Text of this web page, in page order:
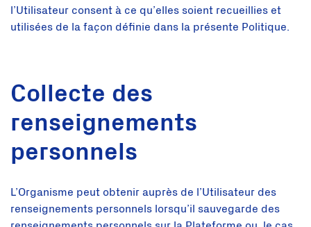
l’Utilisateur consent à ce qu’elles soient recueillies et
utilisées de la façon définie dans la présente Politique.
Collecte des
renseignements
personnels
L’Organisme peut obtenir auprès de l’Utilisateur des
renseignements personnels lorsqu’il sauvegarde des